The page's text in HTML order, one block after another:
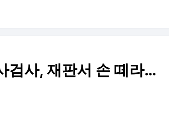
검사, 재판서 손 떼라…